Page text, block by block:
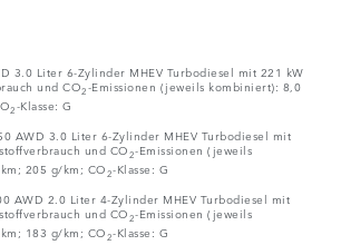
3.0 Liter 6-Zylinder MHEV Turbodiesel mit 221 kW
und CO2-Emissionen (jeweils kombiniert): 8,0
2-Klasse: G
AWD 3.0 Liter 6-Zylinder MHEV Turbodiesel mit
und CO2-Emissionen (jeweils
205 g/km; CO2-Klasse: G
AWD 2.0 Liter 4-Zylinder MHEV Turbodiesel mit
und CO2-Emissionen (jeweils
183 g/km; CO2-Klasse: G